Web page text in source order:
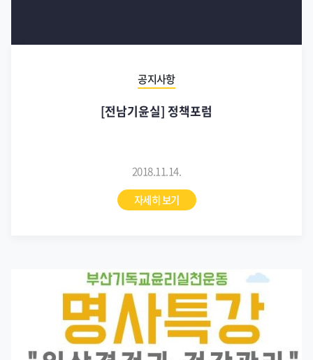
공지사항
[전남기윤실] 정책포럼
2018.11.14.
자세히 보기